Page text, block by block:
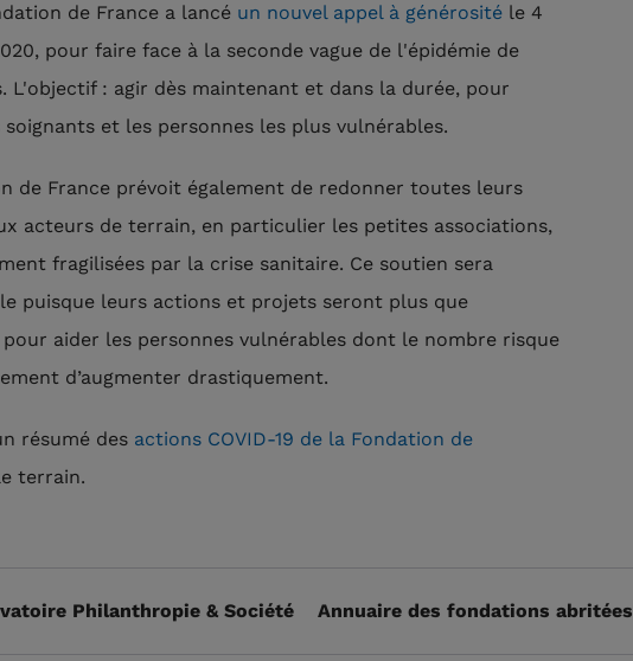
de France a lancé un nouvel appel à générosité le 4
pour faire face à la seconde vague de l'épidémie de
L'objectif : agir dès maintenant et dans la durée, pour
et les personnes les plus vulnérables.
de France prévoit également de redonner toutes leurs
acteurs de terrain, en particulier les petites associations,
fragilisées par la crise sanitaire. Ce soutien sera
puisque leurs actions et projets seront plus que
pour aider les personnes vulnérables dont le nombre risque
d’augmenter drastiquement.
résumé des actions COVID-19 de la Fondation de
terrain.
Philanthropie & Société Annuaire des fondations abritées